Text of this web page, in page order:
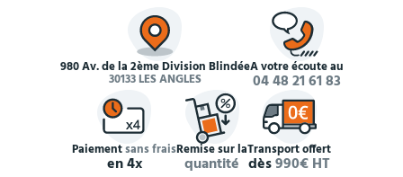
980 Av. de la 2ème Division Blindée
30133 LES ANGLES
À votre écoute au
04 48 21 61 83
Paiementsans frais
en 4x
Remise sur la
quantité
Transport offert
dès990€ HT